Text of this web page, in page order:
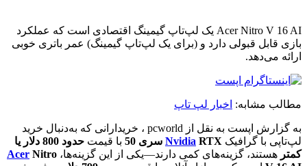
Acer Nitro V 16 AI یک لپ‌تاپ گیمینگ اقتصادی است که عملکرد
بازی قابل قبولی دارد و (برای یک لپ‌تاپ گیمینگ) عمر باتری خوبی
ارائه می‌دهد.
مطالب مشابه: اخبار لپ تاپ
به گزارش اپست به نقل از pcworld ، خریدارانی که به‌دنبال خرید
لپ‌تاپی با گرافیک
Nvidia RTX سری 50 با قیمت
حدود 800 دلار یا
کمتر هستند، گزینه‌های کمی دارند—یکی از این گزینه‌ها، Acer Nitro